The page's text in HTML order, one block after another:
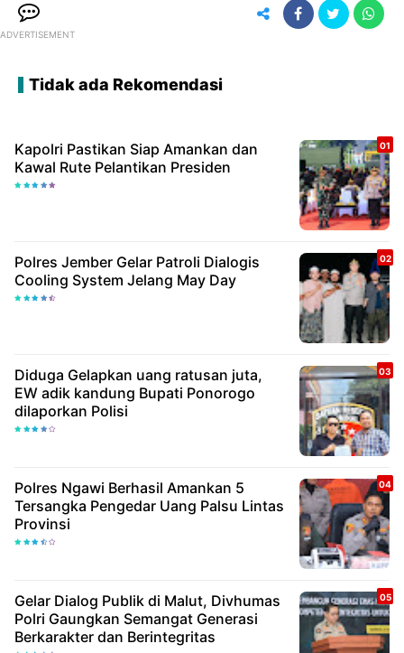
ADVERTISEMENT
Tidak ada Rekomendasi
Kapolri Pastikan Siap Amankan dan
Kawal Rute Pelantikan Presiden
Polres Jember Gelar Patroli Dialogis
Cooling System Jelang May Day
Diduga Gelapkan uang ratusan juta,
EW adik kandung Bupati Ponorogo
dilaporkan Polisi
Polres Ngawi Berhasil Amankan 5
Tersangka Pengedar Uang Palsu Lintas
Provinsi
Gelar Dialog Publik di Malut, Divhumas
Polri Gaungkan Semangat Generasi
Berkarakter dan Berintegritas